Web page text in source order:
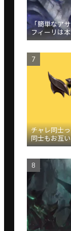
「簡単なア
フィーリは
チャレ同士
同士もお互